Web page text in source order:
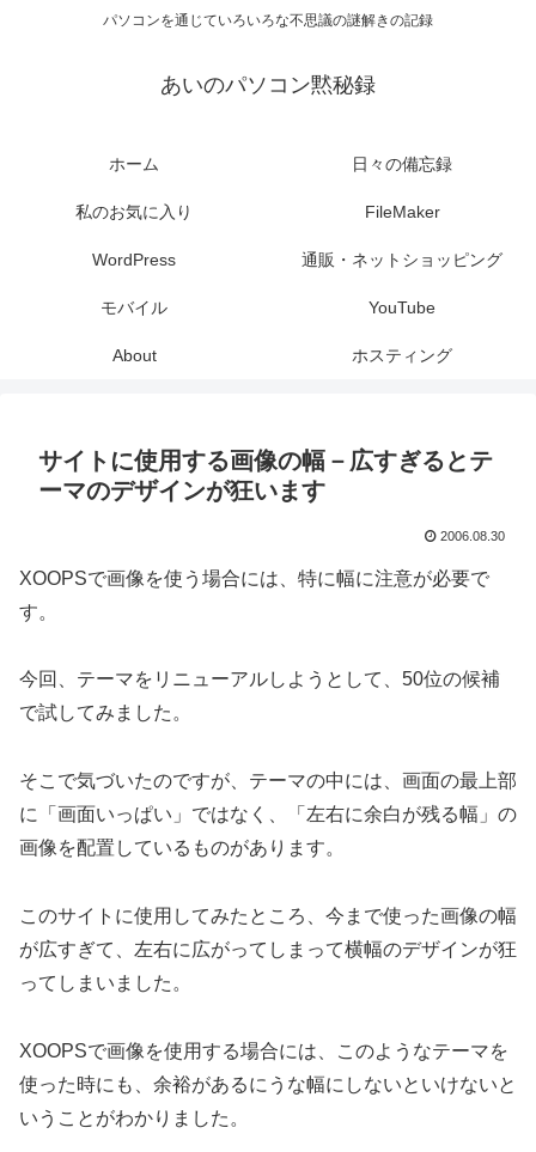
パソコンを通じていろいろな不思議の謎解きの記録
あいのパソコン黙秘録
ホーム 日々の備忘録
私のお気に入り FileMaker
WordPress 通販・ネットショッピング
モバイル YouTube
About ホスティング
サイトに使用する画像の幅－広すぎるとテ
ーマのデザインが狂います
2006.08.30
XOOPSで画像を使う場合には、特に幅に注意が必要で
す。
今回、テーマをリニューアルしようとして、50位の候補
で試してみました。
そこで気づいたのですが、テーマの中には、画面の最上部
に「画面いっぱい」ではなく、「左右に余白が残る幅」の
画像を配置しているものがあります。
このサイトに使用してみたところ、今まで使った画像の幅
が広すぎて、左右に広がってしまって横幅のデザインが狂
ってしまいました。
XOOPSで画像を使用する場合には、このようなテーマを
使った時にも、余裕があるにうな幅にしないといけないと
いうことがわかりました。